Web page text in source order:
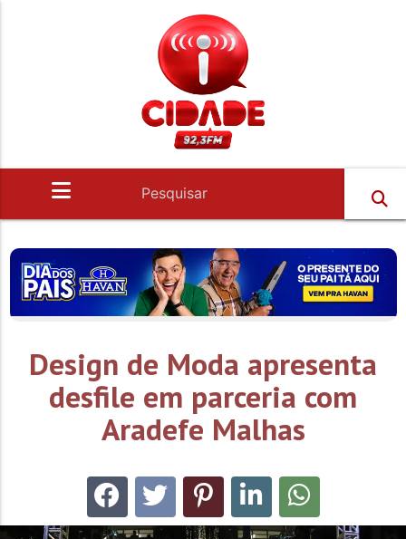
Design de Moda apresenta
desfile em parceria com
Aradefe Malhas